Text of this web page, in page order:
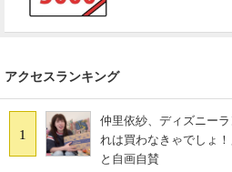
アクセスランキング
1
仲里依紗、ディズニー
れは買わなきゃでしょ
と自画自賛